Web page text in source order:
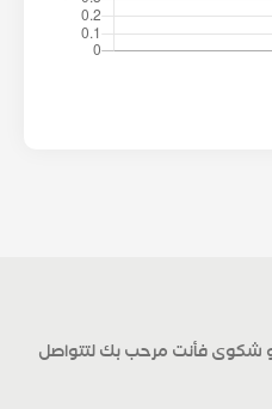
او شكوى فأنت مرحب بك لتتواصل